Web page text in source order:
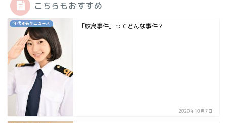
こちらもおすすめ
年代別芸能ニュース 「鮫島事件」ってどんな事件？
2020年10月7日